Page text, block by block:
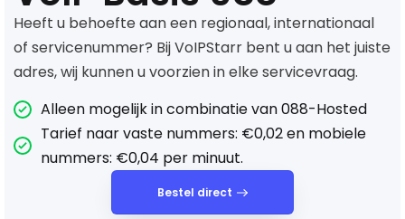
Heeft u behoefte aan een regionaal, internationaal
of servicenummer? Bij VoIPStarr bent u aan het juiste
adres, wij kunnen u voorzien in elke servicevraag.
Alleen mogelijk in combinatie van 088-Hosted
Tarief naar vaste nummers: €0,02 en mobiele
nummers: €0,04 per minuut.
Bestel direct